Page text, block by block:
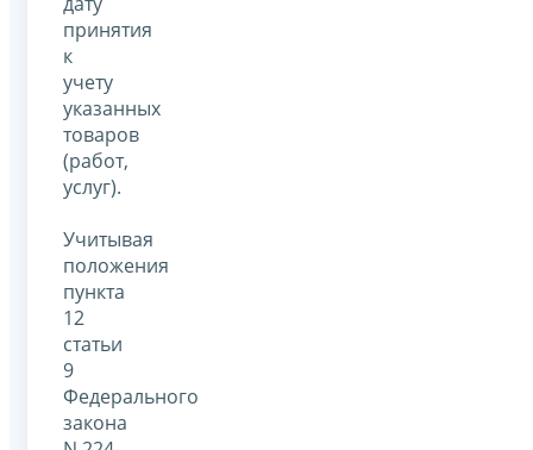
принятия
к
учету
указанных
товаров
(работ,
услуг).
Учитывая
положения
пункта
12
статьи
9
Федерального
закона